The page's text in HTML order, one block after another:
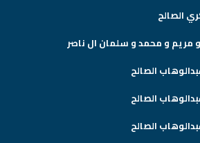
الصالح
و محمد و سلمان ال ناصر
الصالح
الصالح
الصالح